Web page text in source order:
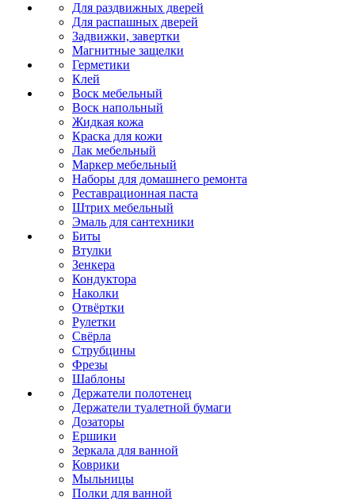
Для раздвижных дверей
Для распашных дверей
Задвижки, завертки
Магнитные защелки
Герметики
Клей
Воск мебельный
Воск напольный
Жидкая кожа
Краска для кожи
Лак мебельный
Маркер мебельный
Наборы для домашнего ремонта
Реставрационная паста
Штрих мебельный
Эмаль для сантехники
Биты
Втулки
Зенкера
Кондуктора
Наколки
Отвёртки
Рулетки
Свёрла
Струбцины
Фрезы
Шаблоны
Держатели полотенец
Держатели туалетной бумаги
Дозаторы
Ершики
Зеркала для ванной
Коврики
Мыльницы
Полки для ванной